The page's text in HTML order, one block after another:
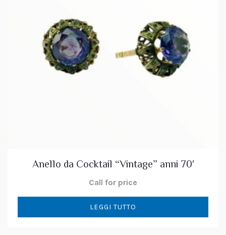
Anello da Cocktail “Vintage” anni 70′
Call for price
LEGGI TUTTO